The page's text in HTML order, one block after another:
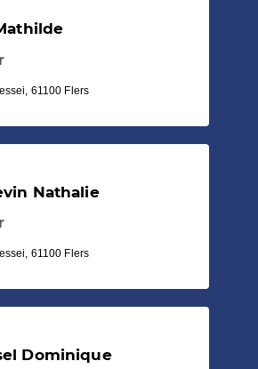
61100 Flers
Nathalie
61100 Flers
Dominique